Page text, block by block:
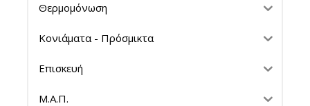
Θερμομόνωση
Κονιάματα - Πρόσμικτα
Επισκευή
Μ.Α.Π.